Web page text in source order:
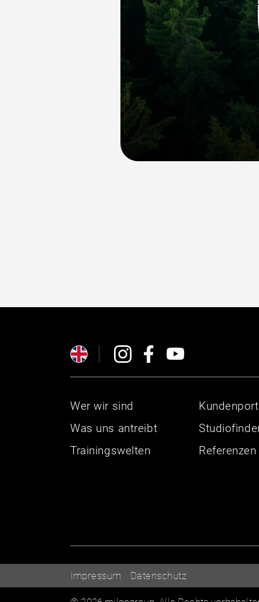
Wer wir sind
Was uns antreibt
Trainingswelten
Referenzen
Impressum Datenschutz